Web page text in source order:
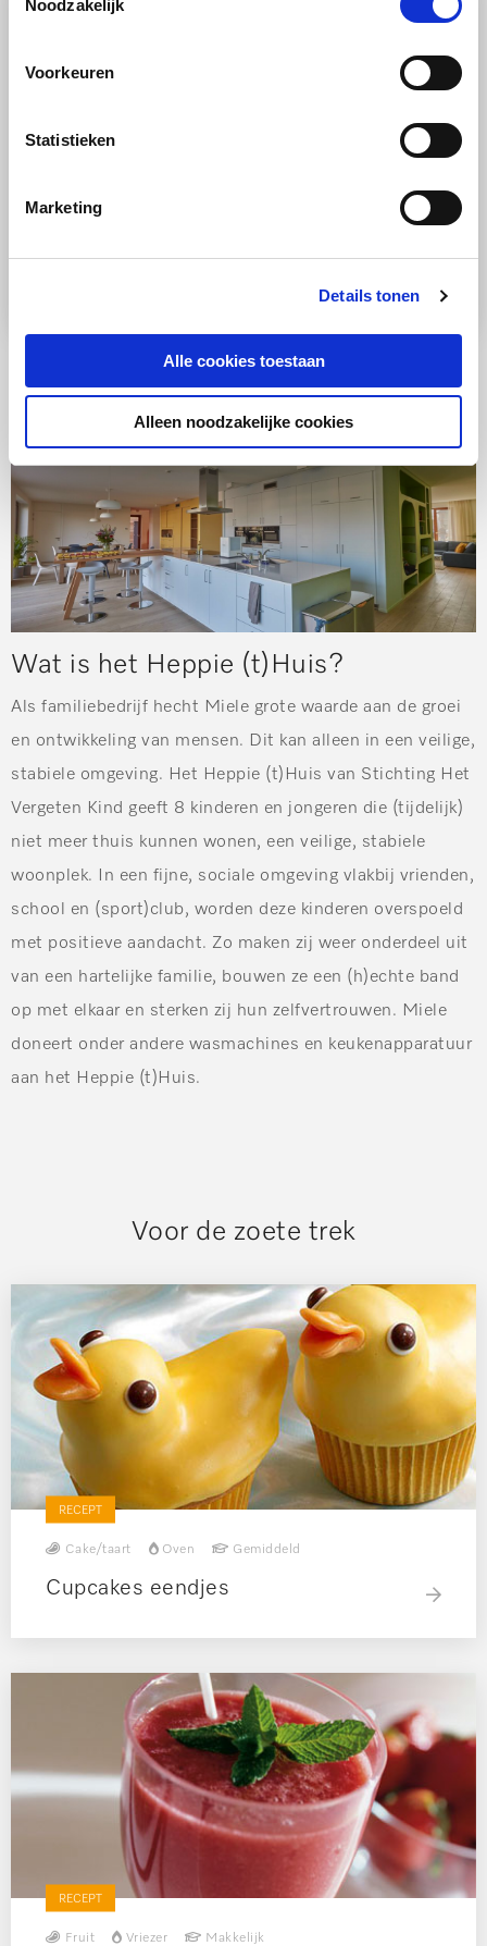
Noodzakelijk
Voorkeuren
Statistieken
Marketing
Details tonen
Alle cookies toestaan
Alleen noodzakelijke cookies
RECEPT
Wat is het Heppie (t)Huis?
Als familiebedrijf hecht Miele grote waarde aan de groei
en ontwikkeling van mensen. Dit kan alleen in een veilige,
stabiele omgeving. Het Heppie (t)Huis van Stichting Het
Vergeten Kind geeft 8 kinderen en jongeren die (tijdelijk)
niet meer thuis kunnen wonen, een veilige, stabiele
woonplek. In een fijne, sociale omgeving vlakbij vrienden,
school en (sport)club, worden deze kinderen overspoeld
met positieve aandacht. Zo maken zij weer onderdeel uit
van een hartelijke familie, bouwen ze een (h)echte band
op met elkaar en sterken zij hun zelfvertrouwen. Miele
doneert onder andere wasmachines en keukenapparatuur
aan het Heppie (t)Huis.
Voor de zoete trek
RECEPT
Cake/taart Oven Gemiddeld
Cupcakes eendjes
RECEPT
Fruit Vriezer Makkelijk